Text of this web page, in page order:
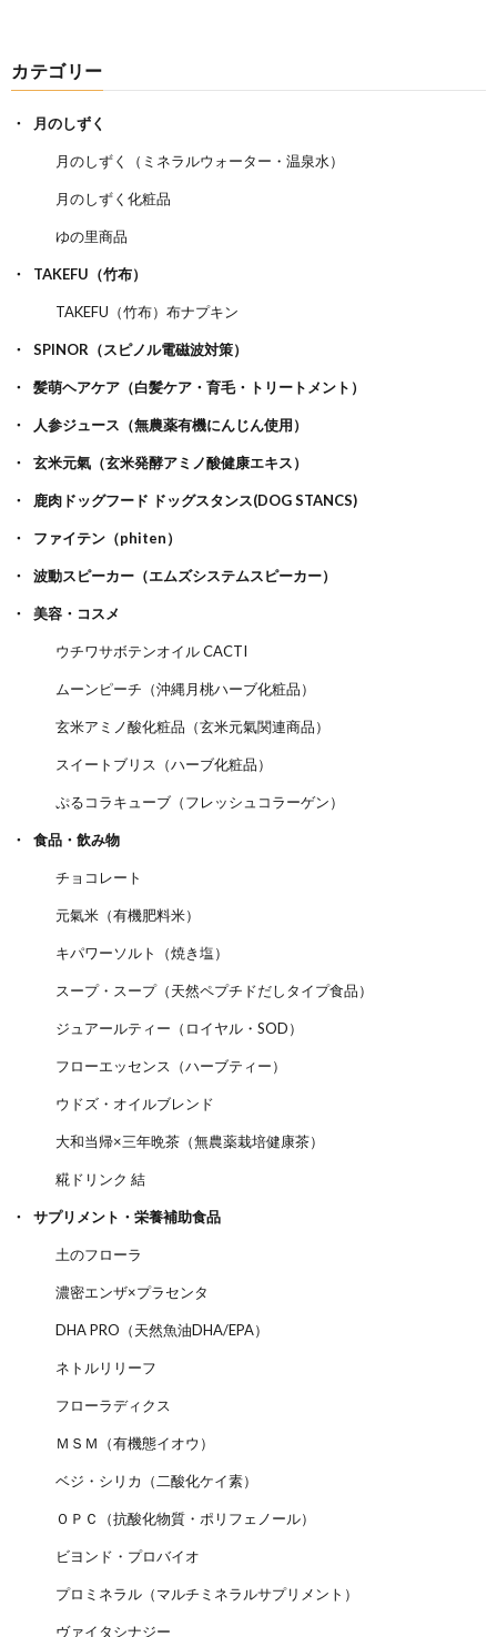
カテゴリー
月のしずく
月のしずく（ミネラルウォーター・温泉水）
月のしずく化粧品
ゆの里商品
TAKEFU（竹布）
TAKEFU（竹布）布ナプキン
SPINOR（スピノル電磁波対策）
髪萌ヘアケア（白髪ケア・育毛・トリートメント）
人参ジュース（無農薬有機にんじん使用）
玄米元氣（玄米発酵アミノ酸健康エキス）
鹿肉ドッグフード ドッグスタンス(DOG STANCS)
ファイテン（phiten）
波動スピーカー（エムズシステムスピーカー）
美容・コスメ
ウチワサボテンオイル CACTI
ムーンピーチ（沖縄月桃ハーブ化粧品）
玄米アミノ酸化粧品（玄米元氣関連商品）
スイートブリス（ハーブ化粧品）
ぷるコラキューブ（フレッシュコラーゲン）
食品・飲み物
チョコレート
元氣米（有機肥料米）
キパワーソルト（焼き塩）
スープ・スープ（天然ペプチドだしタイプ食品）
ジュアールティー（ロイヤル・SOD）
フローエッセンス（ハーブティー）
ウドズ・オイルブレンド
大和当帰×三年晩茶（無農薬栽培健康茶）
糀ドリンク 結
サプリメント・栄養補助食品
土のフローラ
濃密エンザ×プラセンタ
DHA PRO（天然魚油DHA/EPA）
ネトルリリーフ
フローラディクス
ＭＳＭ（有機態イオウ）
ベジ・シリカ（二酸化ケイ素）
ＯＰＣ（抗酸化物質・ポリフェノール）
ビヨンド・プロバイオ
プロミネラル（マルチミネラルサプリメント）
ヴァイタシナジー